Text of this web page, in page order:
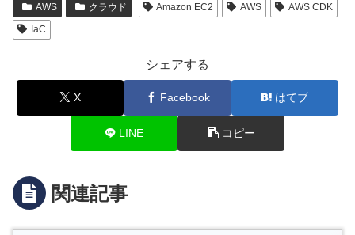
AWS クラウド Amazon EC2 AWS
AWS CDK
IaC
シェアする
X Facebook はてブ
LINE コピー
関連記事